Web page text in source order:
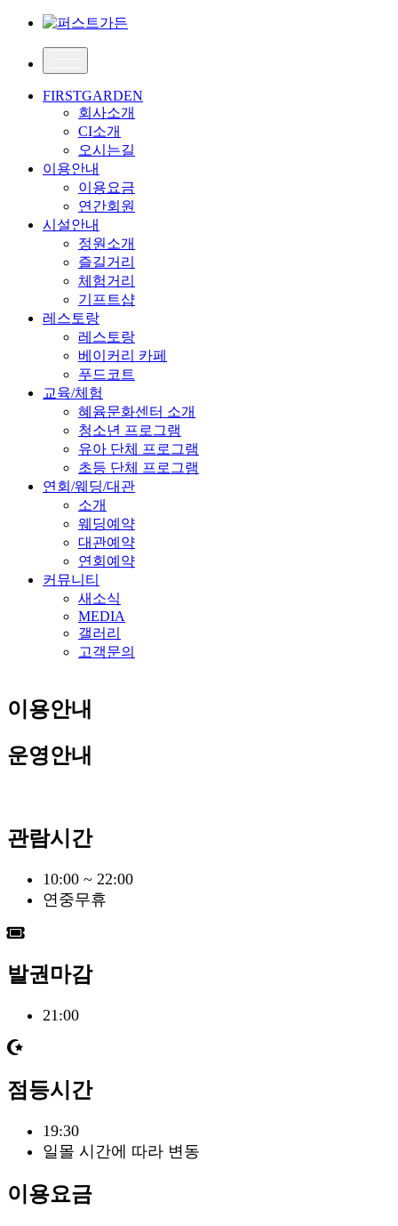
FIRSTGARDEN
회사소개
CI소개
오시는길
이용안내
이용요금
연간회원
시설안내
정원소개
즐길거리
체험거리
기프트샵
레스토랑
레스토랑
베이커리 카페
푸드코트
교육/체험
혜윰문화센터 소개
청소년 프로그램
유아 단체 프로그램
초등 단체 프로그램
연회/웨딩/대관
소개
웨딩예약
대관예약
연회예약
커뮤니티
새소식
MEDIA
갤러리
고객문의
이용안내
운영안내
관람시간
10:00 ~ 22:00
연중무휴
발권마감
21:00
점등시간
19:30
일몰 시간에 따라 변동
이용요금